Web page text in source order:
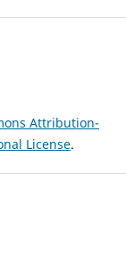
Attribution-
License.